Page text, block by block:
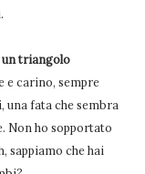
triangolo
e carino, sempre
una fata che sembra
Non ho sopportato
sappiamo che hai